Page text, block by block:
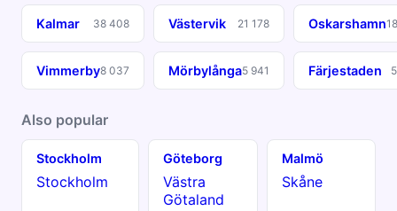
Kalmar 38 408 Västervik 21 178 Oskarshamn
Vimmerby8 037 Mörbylånga5 941 Färjestaden
Also popular
Stockholm
Stockholm
Göteborg
Västra
Götaland
Malmö
Skåne